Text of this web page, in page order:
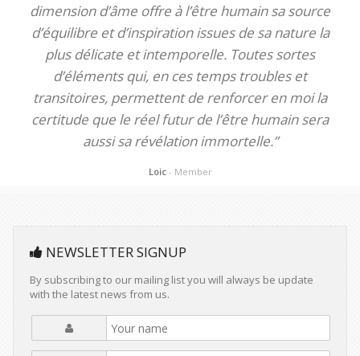
dimension d’âme offre à l’être humain sa source
d’équilibre et d’inspiration issues de sa nature la
plus délicate et intemporelle. Toutes sortes
d’éléments qui, en ces temps troubles et
transitoires, permettent de renforcer en moi la
certitude que le réel futur de l’être humain sera
aussi sa révélation immortelle.”
Loic - Member
NEWSLETTER SIGNUP
By subscribing to our mailing list you will always be update
with the latest news from us.